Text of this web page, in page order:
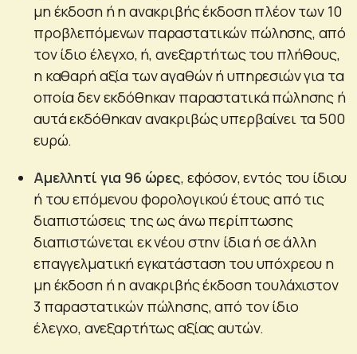
μη έκδοση ή η ανακριβής έκδοση πλέον των 10
προβλεπόμενων παραστατικών πώλησης, από
τον ίδιο έλεγχο, ή, ανεξαρτήτως του πλήθους,
η καθαρή αξία των αγαθών ή υπηρεσιών για τα
οποία δεν εκδόθηκαν παραστατικά πώλησης ή
αυτά εκδόθηκαν ανακριβώς υπερβαίνει τα 500
ευρώ.
Αμελλητί για 96 ώρες, εφόσον, εντός του ίδιου
ή του επόμενου φορολογικού έτους από τις
διαπιστώσεις της ως άνω περίπτωσης
διαπιστώνεται εκ νέου στην ίδια ή σε άλλη
επαγγελματική εγκατάσταση του υπόχρεου η
μη έκδοση ή η ανακριβής έκδοση τουλάχιστον
3 παραστατικών πώλησης, από τον ίδιο
έλεγχο, ανεξαρτήτως αξίας αυτών.